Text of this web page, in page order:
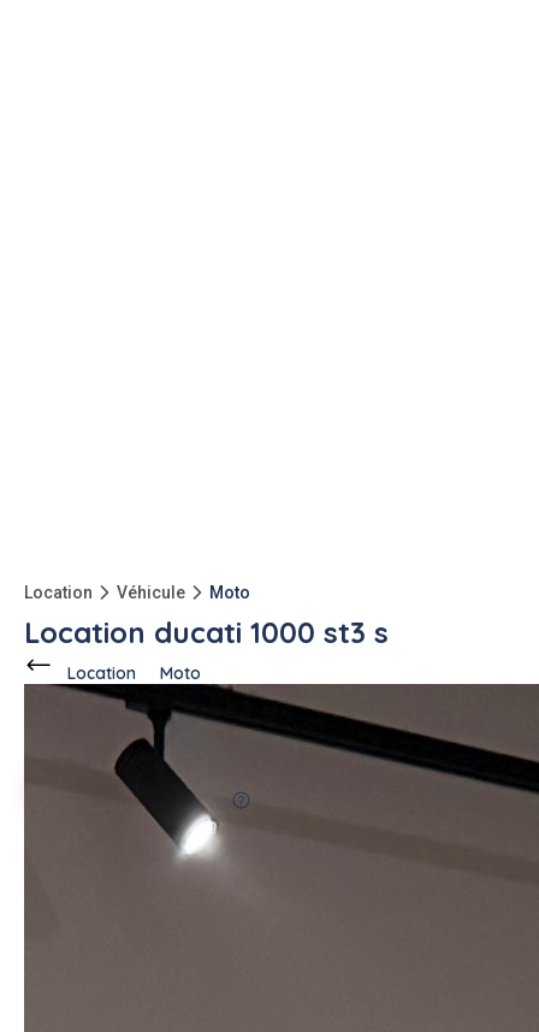
Location Véhicule Moto
Location ducati 1000 st3 s
Location Moto
propose en location Pont-du-Chateau (63430)
Anthony .
100% fiable 4 annonces
qu'à l'achat